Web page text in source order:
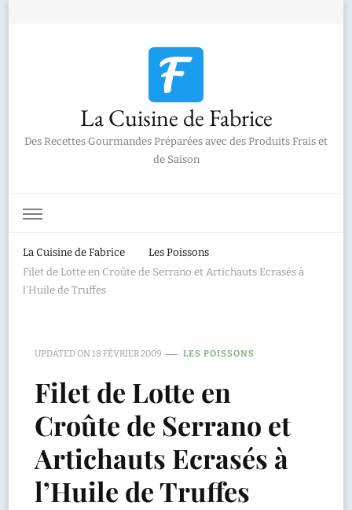
La Cuisine de Fabrice
Des Recettes Gourmandes Préparées avec des Produits Frais et
de Saison
La Cuisine de Fabrice
Les Poissons
Filet de Lotte en Croûte de Serrano et Artichauts Ecrasés à
l’Huile de Truffes
UPDATED ON18 FÉVRIER 2009 LES POISSONS
Filet de Lotte en
Croûte de Serrano et
Artichauts Ecrasés à
l’Huile de Truffes